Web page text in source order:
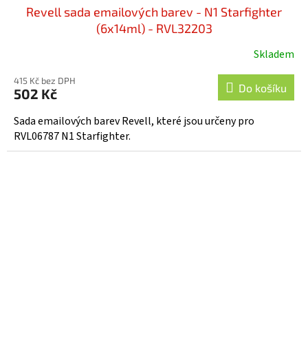
Revell sada emailových barev - N1 Starfighter
(6x14ml) - RVL32203
Skladem
415 Kč bez DPH
502 Kč Do košíku
Sada emailových barev Revell, které jsou určeny pro
RVL06787 N1 Starfighter.